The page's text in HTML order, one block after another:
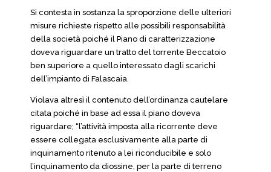
Si contesta in sostanza la sproporzione delle ulteriori
misure richieste rispetto alle possibili responsabilità
della società poiché il Piano di caratterizzazione
doveva riguardare un tratto del torrente Beccatoio
ben superiore a quello interessato dagli scarichi
dell’impianto di Falascaia.
Violava altresì il contenuto dell’ordinanza cautelare
citata poiché in base ad essa il piano doveva
riguardare; “l’attività imposta alla ricorrente deve
essere collegata esclusivamente alla parte di
inquinamento ritenuto a lei riconducibile e solo
l’inquinamento da diossine, per la parte di terreno